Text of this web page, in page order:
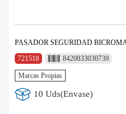
PASADOR SEGURIDAD
721518
8420833030739
Marcas Propias
10 Uds(Envase)